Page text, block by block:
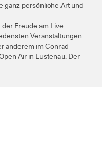
ganz persönliche Art und
Freude am Live-
Veranstaltungen
anderem im Conrad
Air in Lustenau. Der